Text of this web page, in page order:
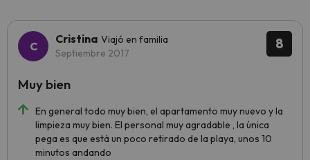
8
Cristina Viajó en familia
Septiembre 2017
En general todo muy bien, el apartamento muy nuevo y la
limpieza muy bien. El personal muy agradable , la única
pega es que está un poco retirado de la playa, unos 10
minutos andando
Muy bien